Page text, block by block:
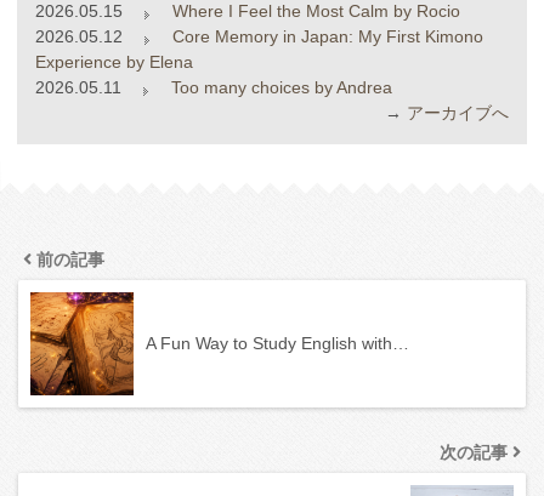
2026.05.15
Where I Feel the Most Calm by Rocio
2026.05.12
Core Memory in Japan: My First Kimono
Experience by Elena
2026.05.11
Too many choices by Andrea
→ アーカイブへ
前の記事
A Fun Way to Study English with…
次の記事